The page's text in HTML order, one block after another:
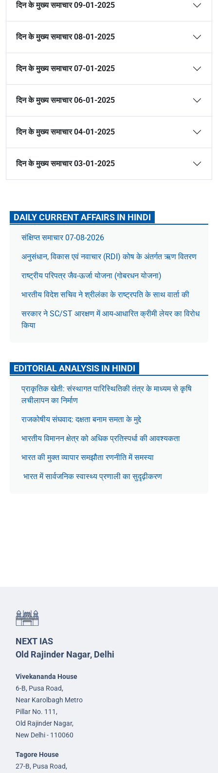
दिन के मुख्य समाचार 09-01-2025
दिन के मुख्य समाचार 08-01-2025
दिन के मुख्य समाचार 07-01-2025
दिन के मुख्य समाचार 06-01-2025
दिन के मुख्य समाचार 04-01-2025
दिन के मुख्य समाचार 03-01-2025
DAILY CURRENT AFFAIRS IN HINDI
संक्षिप्त समाचार 07-08-2026
अनुसंधान, विकास एवं नवाचार (RDI) कोष के अंतर्गत ऋण वितरण
राष्ट्रीय परिपत्र जैव-ऊर्जा योजना (गोबरधन योजना)
भारतीय विदेश सचिव ने श्रीलंका के राष्ट्रपति के साथ वार्ता की
सरकार ने SC/ST आरक्षण में आय-आधारित क्रीमी लेयर का विरोध
किया
EDITORIAL ANALYSIS IN HINDI
प्राकृतिक खेती: संस्थागत पारिस्थितिकी तंत्र के माध्यम से कृषि
लचीलापन का निर्माण
राजकोषीय संघवाद: दक्षता बनाम समता के मुद्दे
भारतीय विमानन क्षेत्र को अधिक प्रतिस्पर्धा की आवश्यकता
भारत की मुक्त व्यापार समझौता रणनीति में समस्या
भारत में सार्वजनिक स्वास्थ्य प्रणाली का सुदृढ़ीकरण
NEXT IAS
Old Rajinder Nagar, Delhi
Vivekananda House
6-B, Pusa Road,
Near Karolbagh Metro
Pillar No. 111,
Old Rajinder Nagar,
New Delhi - 110060
Tagore House
27-B, Pusa Road,